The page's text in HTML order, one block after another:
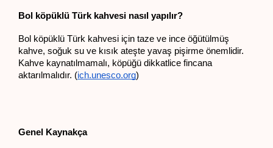
Bol köpüklü Türk kahvesi nasıl yapılır?
Bol köpüklü Türk kahvesi için taze ve ince öğütülmüş
kahve, soğuk su ve kısık ateşte yavaş pişirme önemlidir.
Kahve kaynatılmamalı, köpüğü dikkatlice fincana
aktarılmalıdır. (ich.unesco.org)
Genel Kaynakça